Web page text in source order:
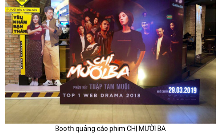
Booth quảng cáo phim CHỊ MƯỜI BA